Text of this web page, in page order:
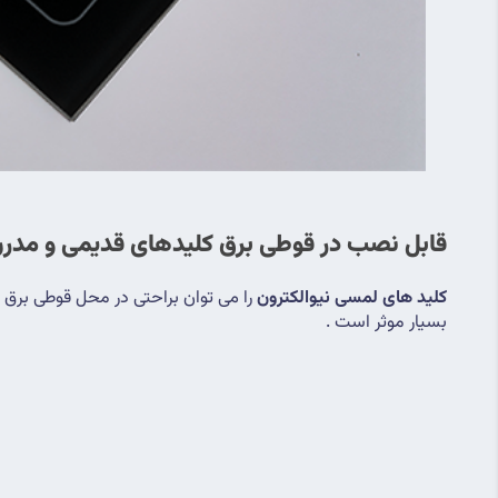
قابل نصب در قوطی برق کلیدهای قدیمی و
کلید های لمسی نیوالکترون
بسیار موثر است .